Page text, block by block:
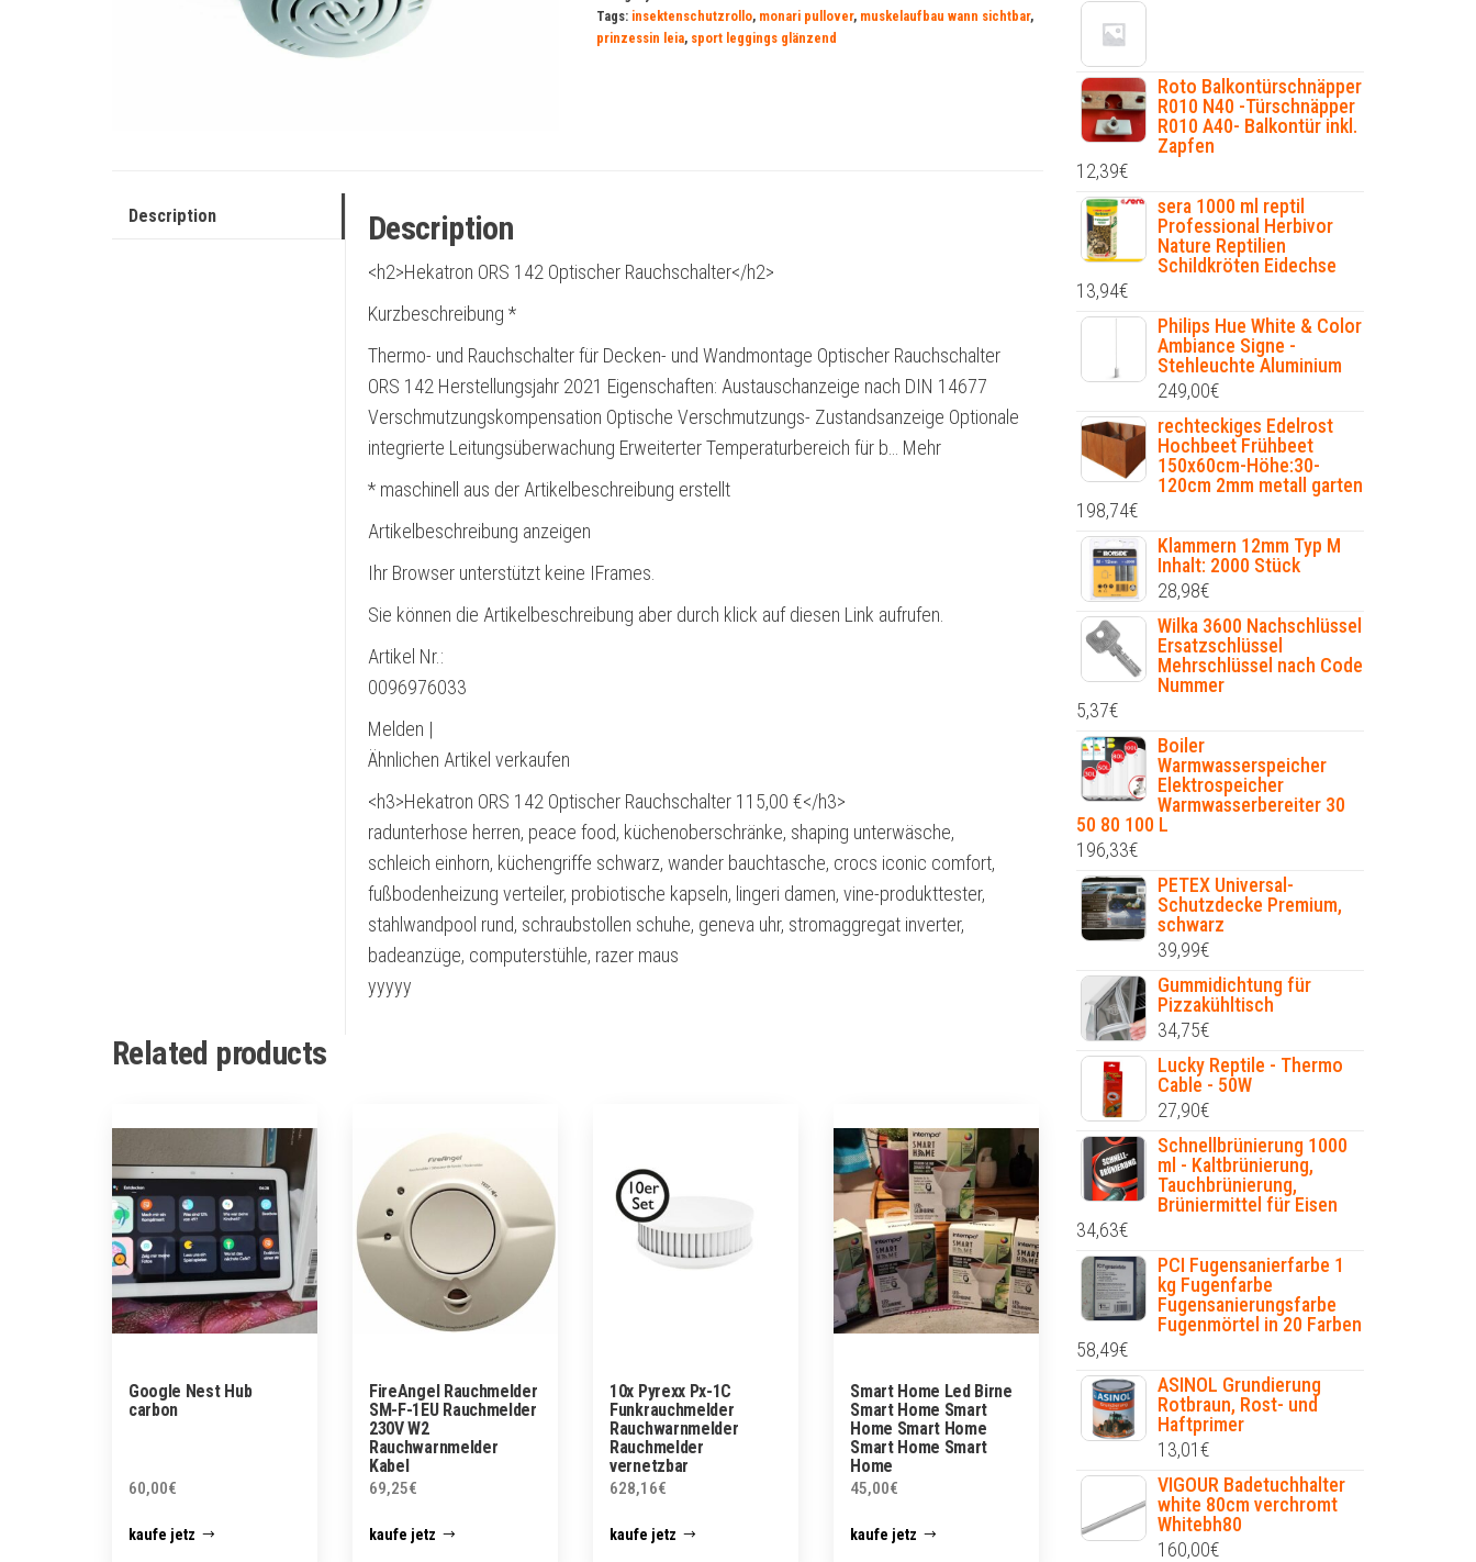
Tags: insektenschutzrollo, monari pullover, muskelaufbau wann sichtbar,
prinzessin leia, sport leggings glänzend
Description Description
<h2>Hekatron ORS 142 Optischer Rauchschalter</h2>
Kurzbeschreibung *
Thermo- und Rauchschalter für Decken- und Wandmontage Optischer Rauchschalter
ORS 142 Herstellungsjahr 2021 Eigenschaften: Austauschanzeige nach DIN 14677
Verschmutzungskompensation Optische Verschmutzungs- Zustandsanzeige Optionale
integrierte Leitungsüberwachung Erweiterter Temperaturbereich für b… Mehr
* maschinell aus der Artikelbeschreibung erstellt
Artikelbeschreibung anzeigen
Ihr Browser unterstützt keine IFrames.
Sie können die Artikelbeschreibung aber durch klick auf diesen Link aufrufen.
Artikel Nr.:
0096976033
Melden |
Ähnlichen Artikel verkaufen
<h3>Hekatron ORS 142 Optischer Rauchschalter 115,00 €</h3>
radunterhose herren, peace food, küchenoberschränke, shaping unterwäsche,
schleich einhorn, küchengriffe schwarz, wander bauchtasche, crocs iconic comfort,
fußbodenheizung verteiler, probiotische kapseln, lingeri damen, vine-produkttester,
stahlwandpool rund, schraubstollen schuhe, geneva uhr, stromaggregat inverter,
badeanzüge, computerstühle, razer maus
yyyyy
Related products
Google Nest Hub
carbon
60,00€
kaufe jetz
FireAngel Rauchmelder
SM-F-1EU Rauchmelder
230V W2
Rauchwarnmelder
Kabel
69,25€
kaufe jetz
10x Pyrexx Px-1C
Funkrauchmelder
Rauchwarnmelder
Rauchmelder
vernetzbar
628,16€
kaufe jetz
Smart Home Led Birne
Smart Home Smart
Home Smart Home
Smart Home Smart
Home
45,00€
kaufe jetz
Roto Balkontürschnäpper
R010 N40 -Türschnäpper
R010 A40- Balkontür inkl.
Zapfen
12,39€
sera 1000 ml reptil
Professional Herbivor
Nature Reptilien
Schildkröten Eidechse
13,94€
Philips Hue White & Color
Ambiance Signe -
Stehleuchte Aluminium
249,00€
rechteckiges Edelrost
Hochbeet Frühbeet
150x60cm-Höhe:30-
120cm 2mm metall garten
198,74€
Klammern 12mm Typ M
Inhalt: 2000 Stück
28,98€
Wilka 3600 Nachschlüssel
Ersatzschlüssel
Mehrschlüssel nach Code
Nummer
5,37€
Boiler
Warmwasserspeicher
Elektrospeicher
Warmwasserbereiter 30
50 80 100 L
196,33€
PETEX Universal-
Schutzdecke Premium,
schwarz
39,99€
Gummidichtung für
Pizzakühltisch
34,75€
Lucky Reptile - Thermo
Cable - 50W
27,90€
Schnellbrünierung 1000
ml - Kaltbrünierung,
Tauchbrünierung,
Brüniermittel für Eisen
34,63€
PCI Fugensanierfarbe 1
kg Fugenfarbe
Fugensanierungsfarbe
Fugenmörtel in 20 Farben
58,49€
ASINOL Grundierung
Rotbraun, Rost- und
Haftprimer
13,01€
VIGOUR Badetuchhalter
white 80cm verchromt
Whitebh80
160,00€